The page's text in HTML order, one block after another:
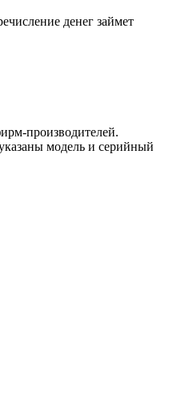
денег займет
производителей.
модель и серийный